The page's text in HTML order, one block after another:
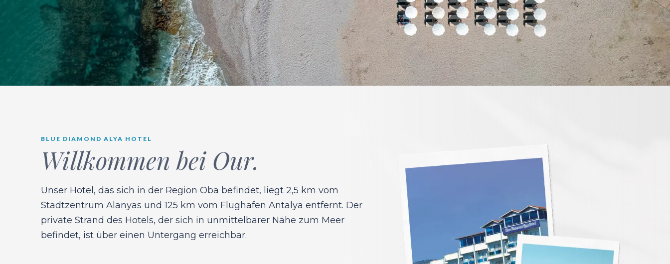
BLUE DIAMOND ALYA HOTEL
Willkommen bei Our.
Unser Hotel, das sich in der Region Oba befindet, liegt 2,5 km vom
Stadtzentrum Alanyas und 125 km vom Flughafen Antalya entfernt. Der
private Strand des Hotels, der sich in unmittelbarer Nähe zum Meer
befindet, ist über einen Untergang erreichbar.